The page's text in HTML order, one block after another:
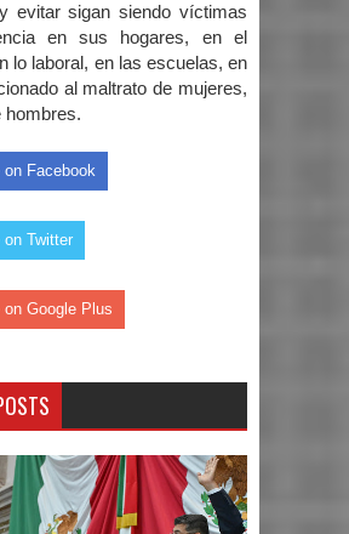
evitar sigan siendo víctimas
en sus hogares, en el
lo laboral, en las escuelas, en
al maltrato de mujeres,
hombres.
on Facebook
on Twitter
on Google Plus